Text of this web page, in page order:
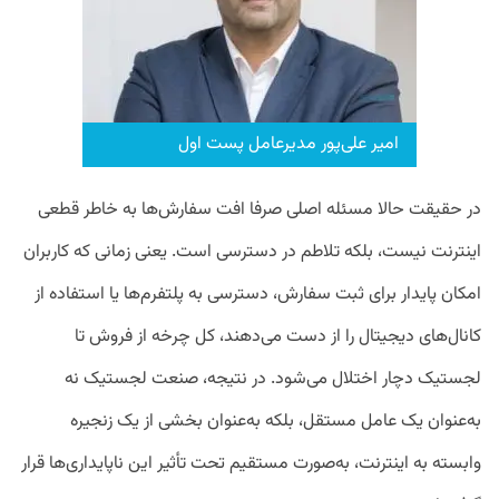
امیر علی‌پور مدیرعامل پست اول
در حقیقت حالا مسئله اصلی صرفا افت سفارش‌ها به خاطر قطعی
اینترنت نیست، بلکه تلاطم در دسترسی است. یعنی زمانی که کاربران
امکان پایدار برای ثبت سفارش، دسترسی به پلتفرم‌ها یا استفاده از
کانال‌های دیجیتال را از دست می‌دهند، کل چرخه از فروش تا
لجستیک دچار اختلال می‌شود. در نتیجه، صنعت لجستیک نه
به‌عنوان یک عامل مستقل، بلکه به‌عنوان بخشی از یک زنجیره
وابسته به اینترنت، به‌صورت مستقیم تحت تأثیر این ناپایداری‌ها قرار